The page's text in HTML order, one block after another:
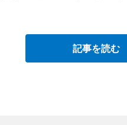
記事を読む